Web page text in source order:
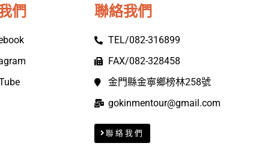
們 聯絡我們
TEL/082-316899
FAX/082-328458
金門縣金寧鄉榜林258號
gokinmentour@gmail.com
聯絡我們